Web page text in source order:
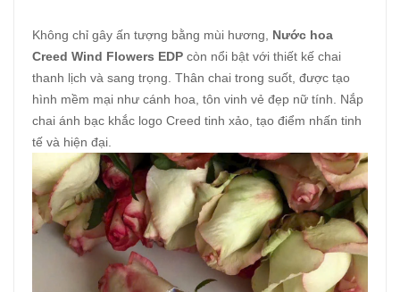
Không chỉ gây ấn tượng bằng mùi hương, Nước hoa
Creed Wind Flowers EDP còn nổi bật với thiết kế chai
thanh lịch và sang trọng. Thân chai trong suốt, được tạo
hình mềm mại như cánh hoa, tôn vinh vẻ đẹp nữ tính. Nắp
chai ánh bạc khắc logo Creed tinh xảo, tạo điểm nhấn tinh
tế và hiện đại.